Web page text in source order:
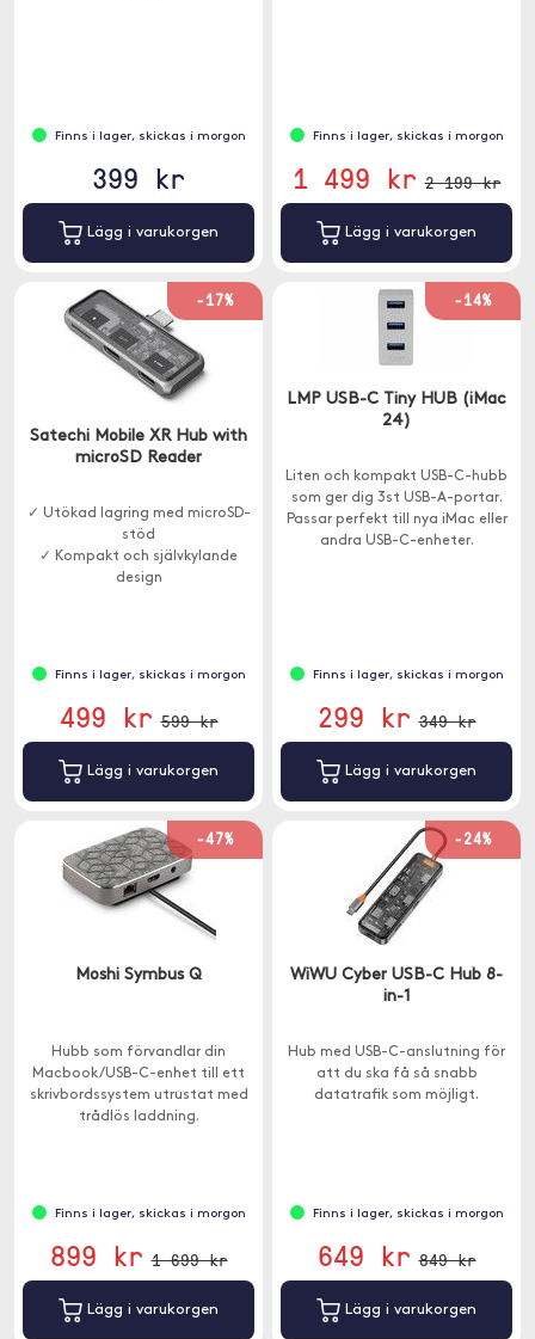
Finns i lager, skickas i morgon
399 kr
Lägg i varukorgen
Finns i lager, skickas i morgon
1 499 kr 2 199 kr
Lägg i varukorgen
-17%
Satechi Mobile XR Hub with
microSD Reader
✓ Utökad lagring med microSD-
stöd
✓ Kompakt och självkylande
design
Finns i lager, skickas i morgon
499 kr 599 kr
Lägg i varukorgen
-14%
LMP USB-C Tiny HUB (iMac
24)
Liten och kompakt USB-C-hubb
som ger dig 3st USB-A-portar.
Passar perfekt till nya iMac eller
andra USB-C-enheter.
Finns i lager, skickas i morgon
299 kr 349 kr
Lägg i varukorgen
-47%
Moshi Symbus Q
Hubb som förvandlar din
Macbook/USB-C-enhet till ett
skrivbordssystem utrustat med
trådlös laddning.
Finns i lager, skickas i morgon
899 kr 1 699 kr
Lägg i varukorgen
-24%
WiWU Cyber USB-C Hub 8-
in-1
Hub med USB-C-anslutning för
att du ska få så snabb
datatrafik som möjligt.
Finns i lager, skickas i morgon
649 kr 849 kr
Lägg i varukorgen